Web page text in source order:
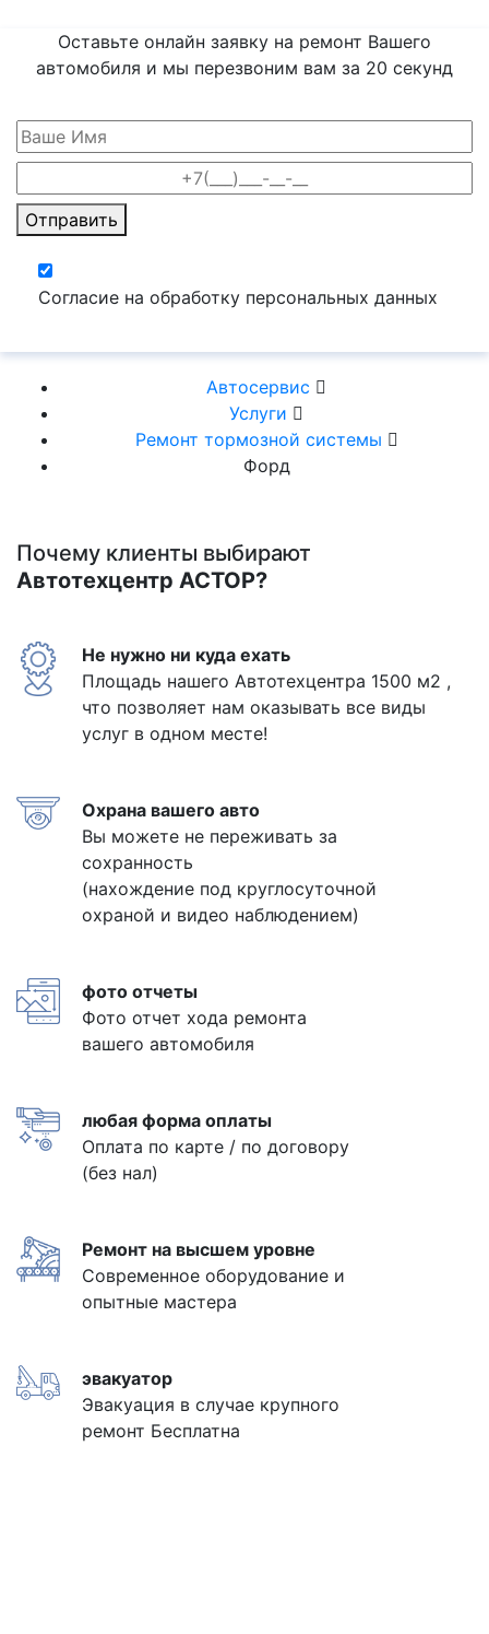
Оставьте онлайн заявку на ремонт Вашего
автомобиля и мы перезвоним вам за 20 секунд
Отправить
Согласие на обработку персональных данных
Автосервис
Услуги
Ремонт тормозной системы
Форд
Почему клиенты выбирают
Автотехцентр АСТОР?
Не нужно ни куда ехать
Площадь нашего Автотехцентра 1500 м2 ,
что позволяет нам оказывать все виды
услуг в одном месте!
Охрана вашего авто
Вы можете не переживать за
сохранность
(нахождение под круглосуточной
охраной и видео наблюдением)
фото отчеты
Фото отчет хода ремонта
вашего автомобиля
любая форма оплаты
Оплата по карте / по договору
(без нал)
Ремонт на высшем уровне
Современное оборудование и
опытные мастера
эвакуатор
Эвакуация в случае крупного
ремонт Бесплатна